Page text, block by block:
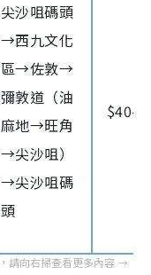
尖沙咀碼頭
→西九文化
區→佐敦→
彌敦道（油
麻地→旺角
→尖沙咀）
→尖沙咀碼
頭
$40#